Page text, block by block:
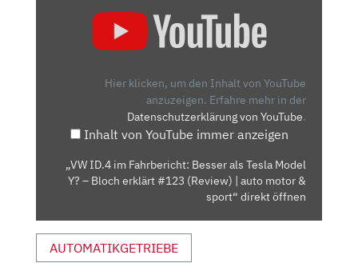
MODEL
#123
(REVIEW)
Hier klicken, um den Inhalt von YouTube
anzuzeigen. Erfahre mehr in der
Datenschutzerklärung von YouTube.
Inhalt von YouTube immer anzeigen
„VW ID.4 im Fahrbericht: Besser als Tesla Model
Y? – Bloch erklärt #123 (Review) | auto motor &
sport“ direkt öffnen
AUTOMATIKGETRIEBE